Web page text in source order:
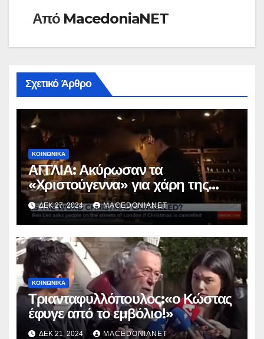
Από MacedoniaNET
Σχετικό Άρθρο
ΚΟΙΝΩΝΙΚΆ
ΑΓΓΛΙΑ: Ακύρωσαν τα
«Χριστούγεννα» για χάρη της
παγκοσμιοποίησης.
ΔΕΚ 27, 2024 MACEDONIANET
ΚΟΙΝΩΝΙΚΆ
Τριανταφυλλόπουλος:«ο Κώστας
έφυγε από το εμβόλιο!»
ΔΕΚ 21, 2024 MACEDONIANET